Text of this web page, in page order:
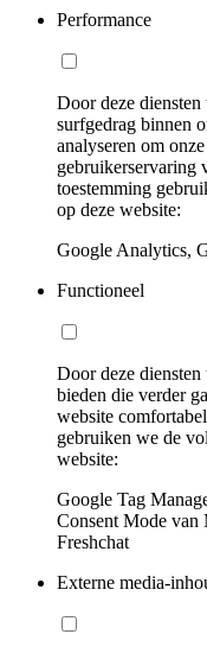
Performance
Door deze
surfgedrag binnen
analyseren om
gebruikerservaring
toestemming
op deze website:
Google Analytics,
Functioneel
Door deze
bieden die verder
website
gebruiken we de
website:
Google Tag
Consent Mode van
Freshchat
Externe media-